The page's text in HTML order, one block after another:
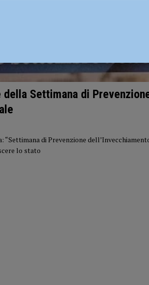
Settimana di
“Settimana di Prevenzione
lo stato